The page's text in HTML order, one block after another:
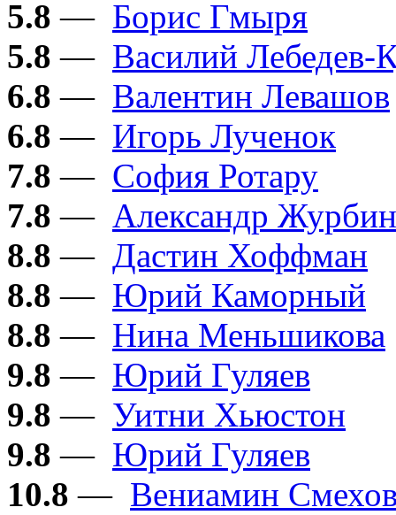
5.8 — Борис Гмыря
5.8 — Василий Лебедев-
6.8 — Валентин Левашов
6.8 — Игорь Лученок
7.8 — София Ротару
7.8 — Александр Журбин
8.8 — Дастин Хоффман
8.8 — Юрий Каморный
8.8 — Нина Меньшикова
9.8 — Юрий Гуляев
9.8 — Уитни Хьюстон
9.8 — Юрий Гуляев
10.8 — Вениамин